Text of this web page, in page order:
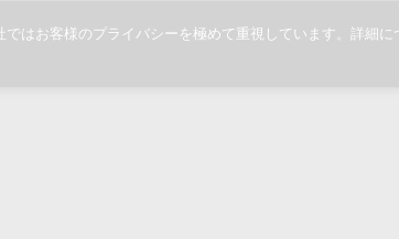
はお客様のプライバシーを極めて重視しています。詳細